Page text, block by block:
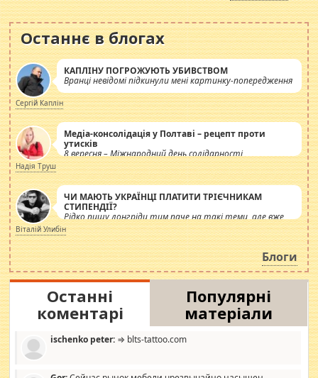
Останнє в блогах
КАПЛІНУ ПОГРОЖУЮТЬ УБИВСТВОМ
Вранці невідомі підкинули мені картинку-попередження
Сергій Каплін
Медіа-консолідація у Полтаві – рецепт проти
утисків
8 вересня – Міжнародний день солідарності
журналістів.
Надія Труш
ЧИ МАЮТЬ УКРАЇНЦІ ПЛАТИТИ ТРІЄЧНИКАМ
СТИПЕНДІЇ?
Рідко пишу лонгріди тим паче на такі теми, але вже
просто дістало! Обурюють сьогоднішні інсенуації
навколо стипендіального питання. Штучно
роздувається ще одна соціальна катастрофа.
Віталій Улибін
Блоги
Останні
коментарі
Популярні
матеріали
ischenko peter: ⇒ blts-tattoo.com